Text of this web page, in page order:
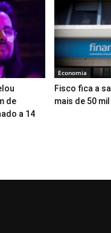
de
a 14
Economia
Fisco fica a
mais de 50